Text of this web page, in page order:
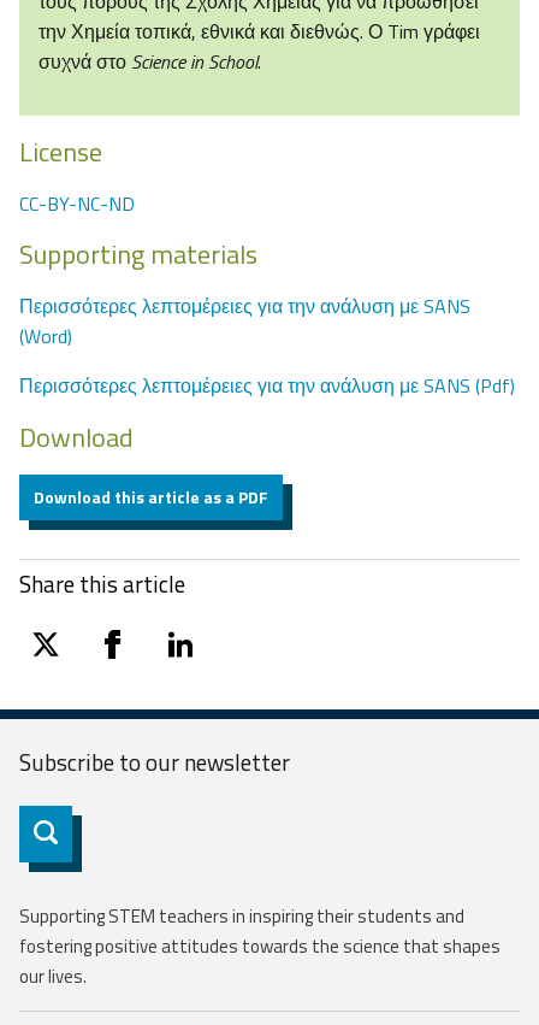
την Χημεία τοπικά, εθνικά και διεθνώς. Ο Tim γράφει
συχνά στο Science in School.
License
CC-BY-NC-ND
Supporting materials
Περισσότερες λεπτομέρειες για την ανάλυση με SANS
(Word)
Περισσότερες λεπτομέρειες για την ανάλυση με SANS (Pdf)
Download
Download this article as a PDF
Share this article
twitter facebooklinkedin
Subscribe to ournewsletter
Subscribe
Supporting STEM teachers in inspiring their students and
fostering positive attitudes towards the science that shapes
our lives.